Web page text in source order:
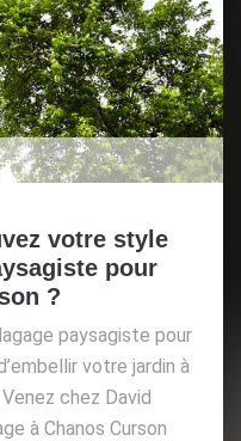
votre style
pour
?
paysagiste pour
votre jardin à
chez David
à Chanos Curson